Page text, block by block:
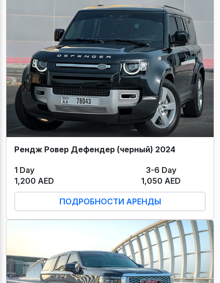
Рендж Ровер Дефендер (черный) 2024
1 Day
3-6 Day
1,200 AED
1,050 AED
ПОДРОБНОСТИ АРЕНДЫ